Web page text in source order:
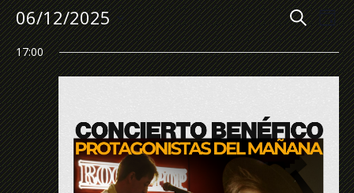
de
de
Buscar
de
de
Día
06/12/2025
Seleccionar
fecha.
17:00